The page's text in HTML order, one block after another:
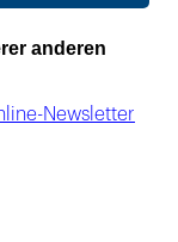
anderen
Newsletter